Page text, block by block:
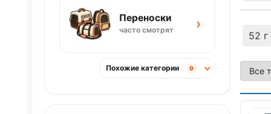
52 г
Переноски
часто смотрят ›
Похожие категории 9